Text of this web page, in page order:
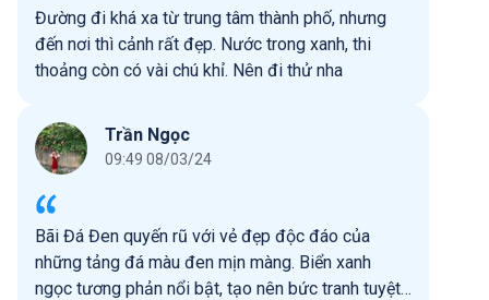
Đường đi khá xa từ trung tâm thành phố, nhưng
đến nơi thì cảnh rất đẹp. Nước trong xanh, thi
thoảng còn có vài chú khỉ. Nên đi thử nha
Trần Ngọc
09:49 08/03/24
Bãi Đá Đen quyến rũ với vẻ đẹp độc đáo của
những tảng đá màu đen mịn màng. Biển xanh
ngọc tương phản nổi bật, tạo nên bức tranh tuyệt